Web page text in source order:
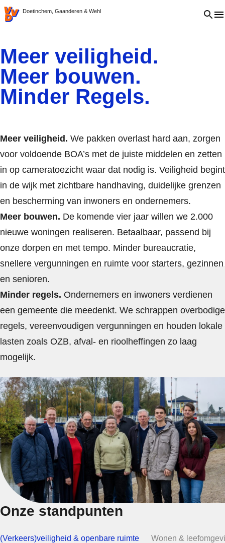
VVD.nlDoetinchem, Gaanderen & Wehl Open
Meer veiligheid.
Meer bouwen.
Minder Regels.
Meer veiligheid. We pakken overlast hard aan, zorgen
voor voldoende BOA’s met de juiste middelen en zetten
in op cameratoezicht waar dat nodig is. Veiligheid begint
in de wijk met zichtbare handhaving, duidelijke grenzen
en bescherming van inwoners en ondernemers.
Meer bouwen. De komende vier jaar willen we 2.000
nieuwe woningen realiseren. Betaalbaar, passend bij
onze dorpen en met tempo. Minder bureaucratie,
snellere vergunningen en ruimte voor starters, gezinnen
en senioren.
Minder regels. Ondernemers en inwoners verdienen
een gemeente die meedenkt. We schrappen overbodige
regels, vereenvoudigen vergunningen en houden lokale
lasten zoals OZB, afval- en rioolheffingen zo laag
mogelijk.
Onze standpunten
(Verkeers)veiligheid & openbare ruimte Wonen &